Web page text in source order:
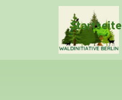
Direkt zum Seiteninhalt
Startseite